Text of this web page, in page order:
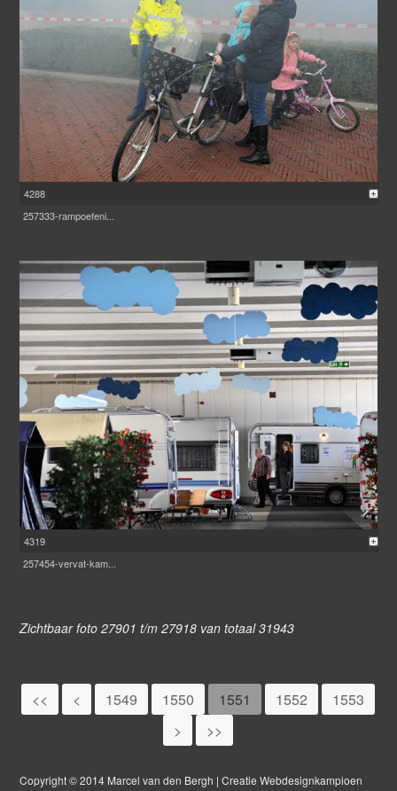
4288
257333-rampoefeni...
4319
257454-vervat-kam...
Zichtbaar foto 27901 t/m 27918 van totaal 31943
<< < 1549 1550 1551 1552
1553
>
>>
Copyright © 2014 Marcel van den Bergh | Creatie Webdesignkampioen